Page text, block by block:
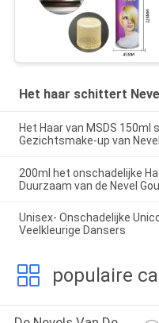
Het haar schittert
Het Haar van MSDS
Gezichtsmake-up van
200ml het onschadelijke
Duurzaam van de Nevel
Unisex- Onschadelijke
Veelkleurige Dansers
populaire